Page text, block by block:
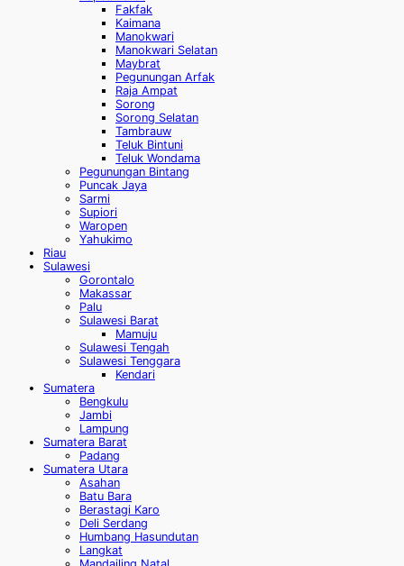
Fakfak
Kaimana
Manokwari
Manokwari Selatan
Maybrat
Pegunungan Arfak
Raja Ampat
Sorong
Sorong Selatan
Tambrauw
Teluk Bintuni
Teluk Wondama
Pegunungan Bintang
Puncak Jaya
Sarmi
Supiori
Waropen
Yahukimo
Riau
Sulawesi
Gorontalo
Makassar
Palu
Sulawesi Barat
Mamuju
Sulawesi Tengah
Sulawesi Tenggara
Kendari
Sumatera
Bengkulu
Jambi
Lampung
Sumatera Barat
Padang
Sumatera Utara
Asahan
Batu Bara
Berastagi Karo
Deli Serdang
Humbang Hasundutan
Langkat